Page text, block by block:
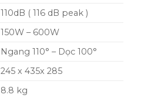
110dB ( 116 dB peak )
150W – 600W
Ngang 110° – Dọc 100°
245 x 435x 285
8.8 kg